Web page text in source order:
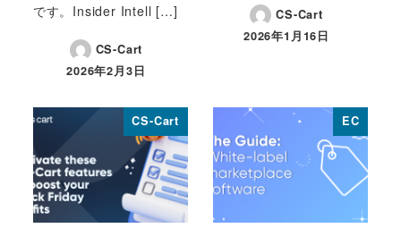
です。Insider Intell […]
CS-Cart
投稿日
2026年2月3日
CS-Cart
投稿日
2026年1月16日
CS-Cart EC